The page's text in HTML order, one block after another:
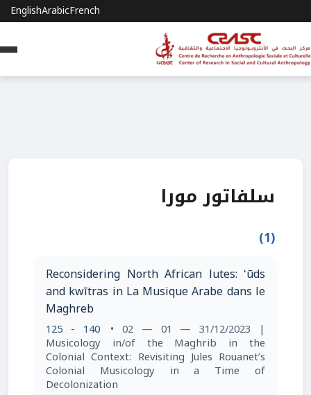
French
Arabic
English
سلفاتور مورا
(1)
Reconsidering North African lutes: ʻūds
and kwītras in La Musique Arabe dans le
Maghreb
125 - 140 • 02 — 01 — 31/12/2023 |
Musicology in/of the Maghrib in the
Colonial Context: Revisiting Jules Rouanet’s
Colonial Musicology in a Time of
Decolonization